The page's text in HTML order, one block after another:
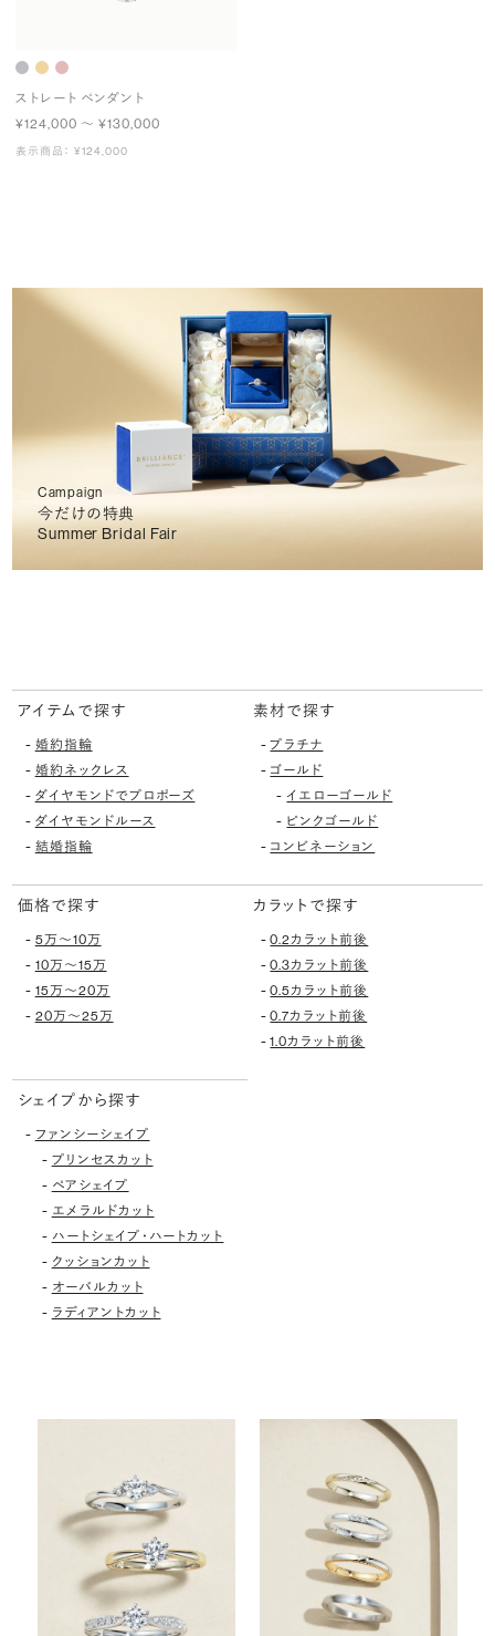
ストレート ペンダント
¥124,000 〜 ¥130,000
表示商品： ¥124,000
Campaign
今だけの特典
Summer Bridal Fair
アイテムで探す
- 婚約指輪
- 婚約ネックレス
- ダイヤモンドでプロポーズ
- ダイヤモンドルース
- 結婚指輪
素材で探す
-プラチナ
- ゴールド
-イエローゴールド
- ピンクゴールド
- コンビネーション
価格で探す
- 5万〜10万
- 10万〜15万
- 15万〜20万
- 20万〜25万
カラットで探す
-0.2カラット前後
-0.3カラット前後
-0.5カラット前後
-0.7カラット前後
-1.0カラット前後
シェイプから探す
- ファンシーシェイプ
- プリンセスカット
- ペアシェイプ
- エメラルドカット
- ハートシェイプ・ハートカット
- クッションカット
- オーバルカット
- ラディアントカット